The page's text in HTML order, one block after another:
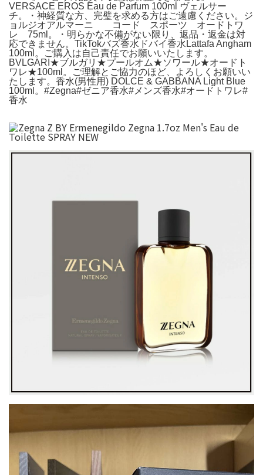
VERSACE EROS Eau de Parfum 100ml ヴェルサー
チ。・神経質な方、完璧を求める方はご遠慮ください。ジ
ョルジオアルマーニ コード スポーツ オードトワ
レ 75ml。・明らかな不備がない限り、返品・返金は対
応できません。TikTokバズ香水ドバイ香水Lattafa Angham
100ml。ご購入は自己責任でお願いいたします。
BVLGARI★ブルガリ★プールオム★ソワール★オードト
ワレ★100ml。ご理解とご協力のほど、よろしくお願いい
たします。香水(男性用) DOLCE & GABBANA Light Blue
100ml。#Zegna#ゼニア香水#メンズ香水#オードトワレ#
香水